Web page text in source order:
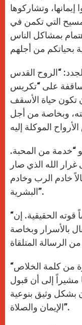
إيمانها، وتشاركوها
التي تكمن في
بمشاكل الناس
“الروح القدس
على “تكريس
تكون حياة الأسقف
وبخاصة من أجل
“خدمة من المحبة.
الله الذي صار
خادم الرب وخادم
البشرية”.
“هو أولاً خادم كلمة الله الذي يعتبر أيضاً قوته الحقيقية. إن
بالأسرار وبخاصة
“ينبغي على الأسقف أن يقتات بوفرة من كلمة الخلاص
مشيراً إلى أن قبول
بشكل وثيق بنوعية
الإيمان والصلاة”.